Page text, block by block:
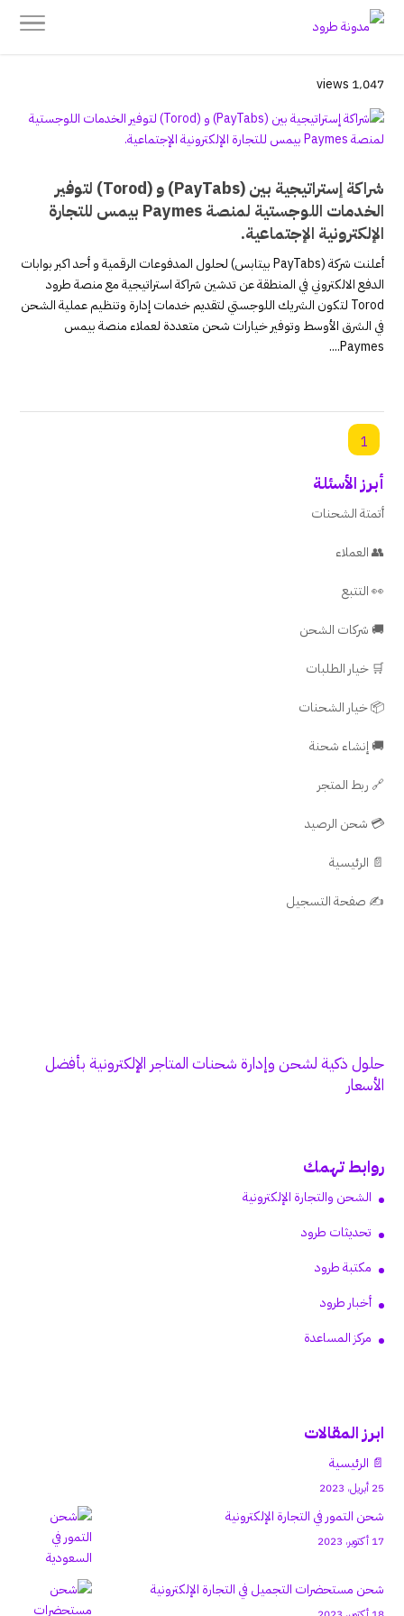
1٬047 views
شراكة إستراتيجية بين (PayTabs) و (Torod) لتوفير
الخدمات اللوجستية لمنصة Paymes بيمس للتجارة
الإلكترونية الإجتماعية.
أعلنت شركة (PayTabs بيتابس) لحلول المدفوعات الرقمية و أحد اكبر بوابات
الدفع الالكتروني في المنطقة عن تدشين شراكة استراتيجية مع منصة طرود
Torod لتكون الشريك اللوجستي لتقديم خدمات إدارة وتنظيم عملية الشحن
في الشرق الأوسط وتوفير خيارات شحن متعددة لعملاء منصة بيمس
Paymes....
1
أبرز الأسئلة
أتمتة الشحنات
👥 العملاء
👀 التتبع
🚚 شركات الشحن
🛒 خيار الطلبات
📦 خيار الشحنات
🚚 إنشاء شحنة
🔗 ربط المتجر
💳 شحن الرصيد
📄 الرئيسية
✍️ صفحة التسجيل
حلول ذكية لشحن وإدارة شحنات المتاجر الإلكترونية بأفضل
الأسعار
روابط تهمك
الشحن والتجارة الإلكترونية
تحديثات طرود
مكتبة طرود
أخبار طرود
مركز المساعدة
ابرز المقالات
📄 الرئيسية
25 أبريل، 2023
شحن التمور في التجارة الإلكترونية
17 أكتوبر، 2023
شحن مستحضرات التجميل في التجارة الإلكترونية